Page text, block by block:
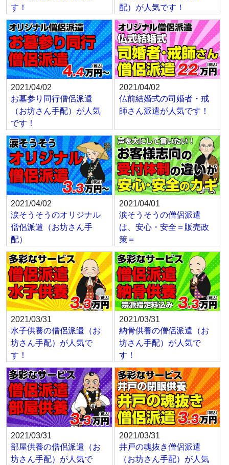
す！
配）が人気です！
2021/04/02
お墓参り同行僧侶派遣
（お坊さん手配）が人気
です！
2021/04/02
仏前結婚式の司婚者・戒
師さん派遣が人気です！
2021/04/02
涙そうそうのオリジナル
僧侶派遣（お坊さん手
配）
2021/04/01
涙そうそうの僧侶派遣
は、安心・安全＝販売政
策＝
2021/03/31
水子供養の僧侶派遣（お
坊さん手配）が人気で
す！
2021/03/31
納骨供養の僧侶派遣（お
坊さん手配）が人気で
す！
2021/03/31
部屋供養の僧侶派遣（お
坊さん手配）が人気で
2021/03/31
井戸の魂抜き僧侶派遣
（お坊さん手配）が人気